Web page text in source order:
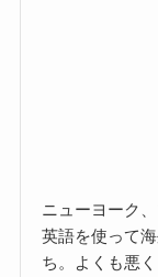
ニューヨーク
英語を使って
ち。よくも悪